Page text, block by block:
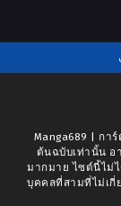
Manga689 | กา
ต้นฉบับเท่านั้น อ
มากมาย ไซต์นี้ไม่ไ
บุคคลที่สามที่ไม่เกี่